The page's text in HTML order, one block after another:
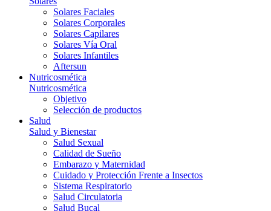
Solares Faciales
Solares Corporales
Solares Capilares
Solares Vía Oral
Solares Infantiles
Aftersun
Nutricosmética
Nutricosmética
Objetivo
Selección de productos
Salud
Salud y Bienestar
Salud Sexual
Calidad de Sueño
Embarazo y Maternidad
Cuidado y Protección Frente a Insectos
Sistema Respiratorio
Salud Circulatoria
Salud Bucal